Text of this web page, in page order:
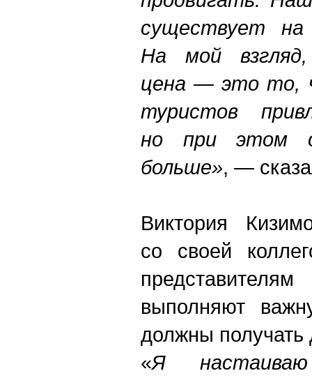
существует на
На мой
цена — это то,
туристов
но при этом
больше», —
Виктория
со своей
выполняют
должны получать
«Я